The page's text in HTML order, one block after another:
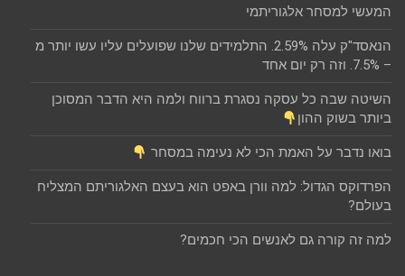
המעשי למסחר אלגוריתמי
הנאסד"ק עלה 2.59%. התלמידים שלנו שפועלים עליו עשו יותר מ
– 7.5%. וזה רק יום אחד
השיטה שבה כל עסקה נסגרת ברווח ולמה היא הדבר המסוכן
ביותר בשוק ההון
בואו נדבר על האמת הכי לא נעימה במסחר
הפרדוקס הגדול: למה וורן באפט הוא בעצם האלגוריתם המצליח
בעולם?
למה זה קורה גם לאנשים הכי חכמים?